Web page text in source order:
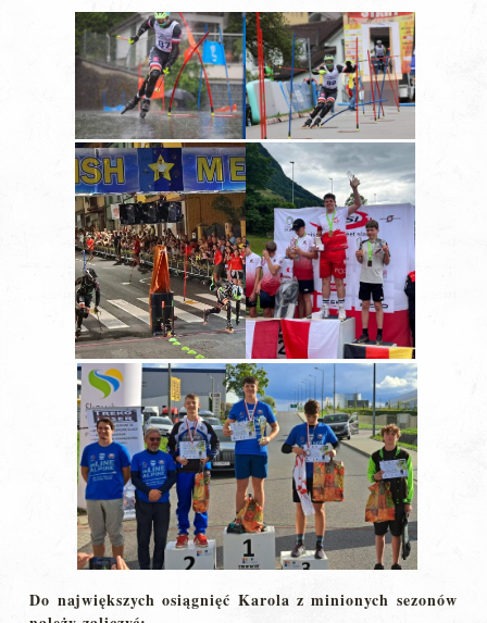
Do największych osiągnięć Karola z minionych sezonów